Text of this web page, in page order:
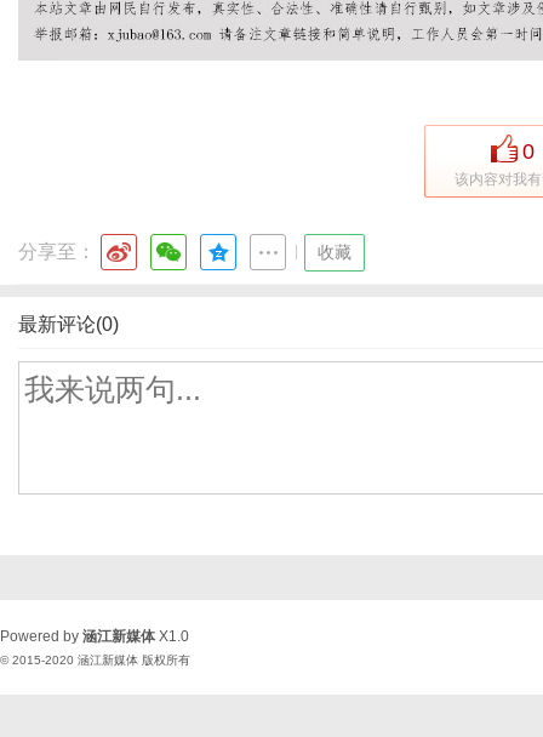
0
该内容对我
分享至： 收藏
最新评论(0)
Powered by 涵江新媒体 X1.0
© 2015-2020 涵江新媒体 版权所有